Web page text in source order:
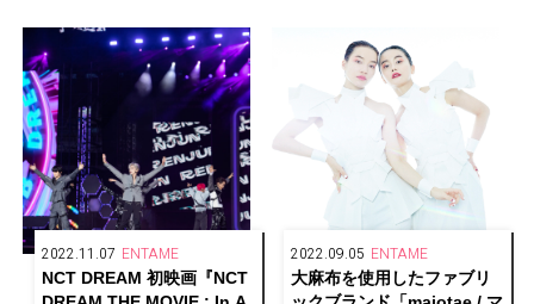
ントを開催！
繊細に描く！
2022.11.07 ENTAME
NCT DREAM 初映画『NCT
2022.09.05 ENTAME
大麻布を使用したファブリ